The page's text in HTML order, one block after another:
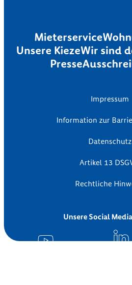
Mieterservice
Unsere KiezeWir sind
Presse
Impressum
Information zur
Datenschutz
Artikel 13
Rechtliche
Unsere Social